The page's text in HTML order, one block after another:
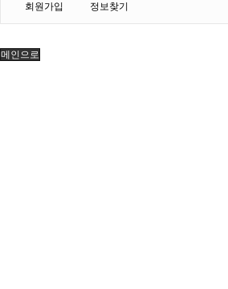
회원가입 정보찾기
메인으로